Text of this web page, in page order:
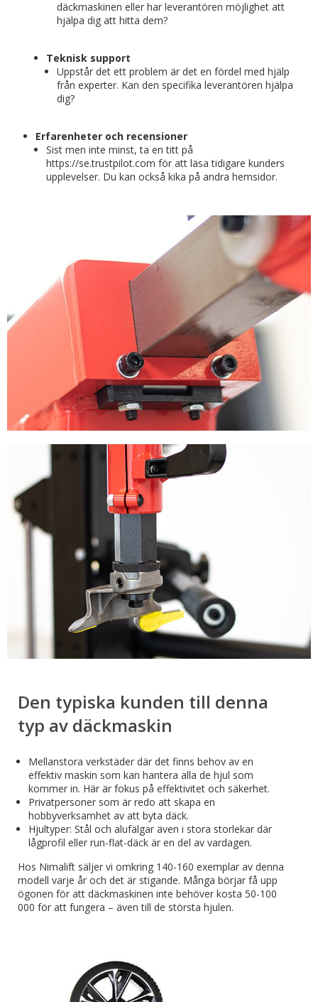
däckmaskinen eller har leverantören möjlighet att
hjälpa dig att hitta dem?
Teknisk support
Uppstår det ett problem är det en fördel med hjälp
från experter. Kan den specifika leverantören hjälpa
dig?
Erfarenheter och recensioner
Sist men inte minst, ta en titt på
https://se.trustpilot.com för att läsa tidigare kunders
upplevelser. Du kan också kika på andra hemsidor.
Den typiska kunden till denna
typ av däckmaskin
Mellanstora verkstäder där det finns behov av en
effektiv maskin som kan hantera alla de hjul som
kommer in. Här är fokus på effektivitet och säkerhet.
Privatpersoner som är redo att skapa en
hobbyverksamhet av att byta däck.
Hjultyper: Stål och alufälgar även i stora storlekar där
lågprofil eller run-flat-däck är en del av vardagen.
Hos Nimalift säljer vi omkring 140-160 exemplar av denna
modell varje år och det är stigande. Många börjar få upp
ögonen för att däckmaskinen inte behöver kosta 50-100
000 för att fungera – även till de största hjulen.